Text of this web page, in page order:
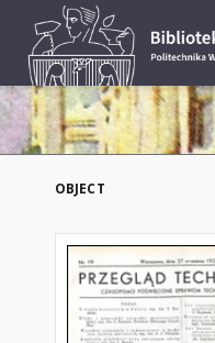
OBJECT